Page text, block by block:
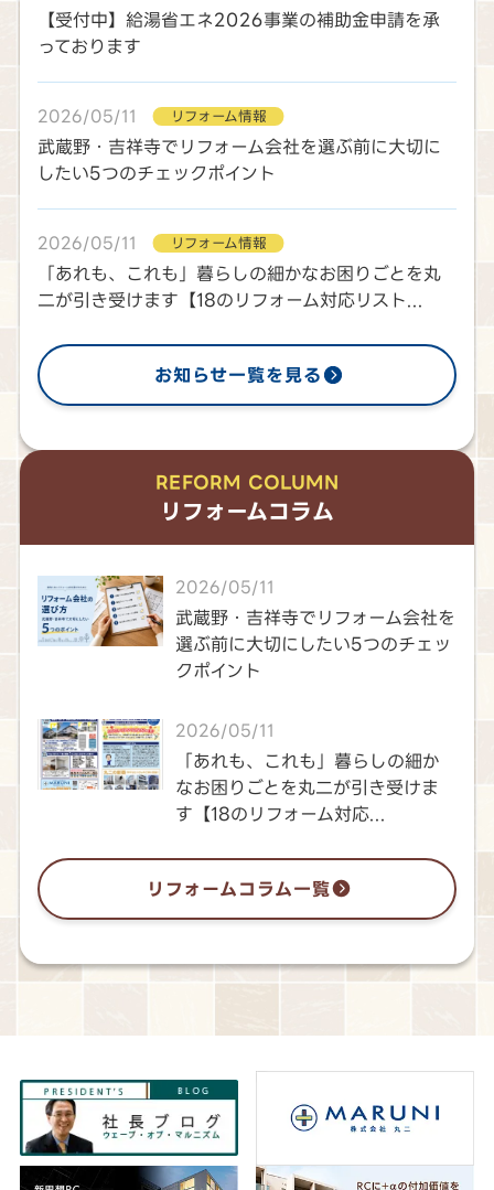
【受付中】給湯省エネ2026事業の補助金申請を承
っております
2026/05/11 リフォーム情報
武蔵野・吉祥寺でリフォーム会社を選ぶ前に大切に
したい5つのチェックポイント
2026/05/11 リフォーム情報
「あれも、これも」暮らしの細かなお困りごとを丸
二が引き受けます【18のリフォーム対応リスト...
お知らせ一覧を見る
REFORM COLUMN
リフォームコラム
2026/05/11
武蔵野・吉祥寺でリフォーム会社を
選ぶ前に大切にしたい5つのチェッ
クポイント
2026/05/11
「あれも、これも」暮らしの細か
なお困りごとを丸二が引き受けま
す【18のリフォーム対応...
リフォームコラム一覧